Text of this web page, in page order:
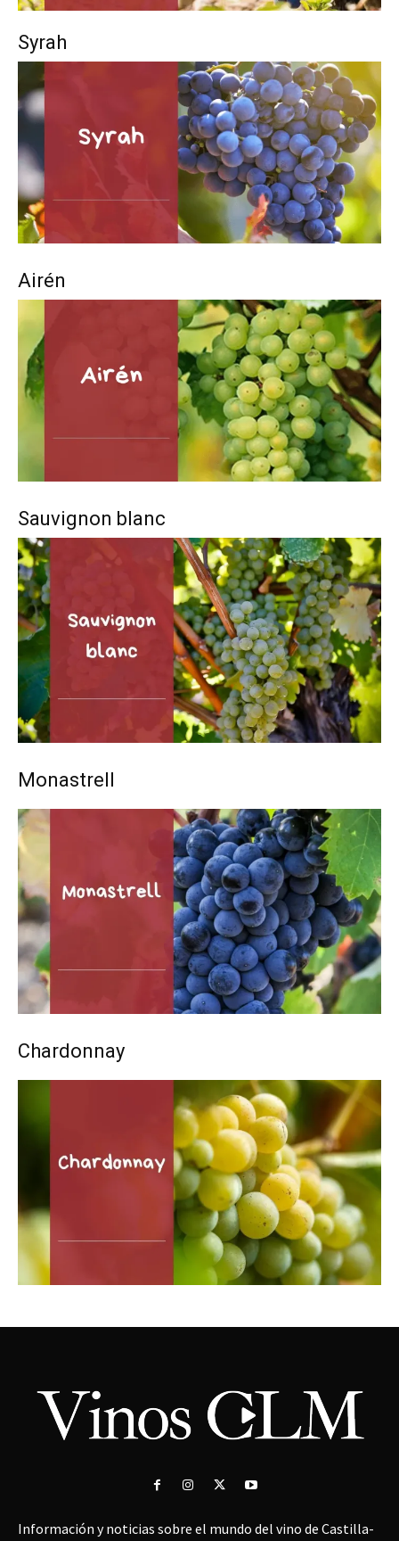
Syrah
Airén
Sauvignon blanc
Monastrell
Chardonnay
Información y noticias sobre el mundo del vino de Castilla-